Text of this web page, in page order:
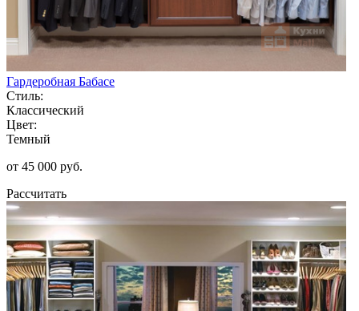
Гардеробная Бабасе
Стиль:
Классический
Цвет:
Темный
от 45 000 руб.
Рассчитать